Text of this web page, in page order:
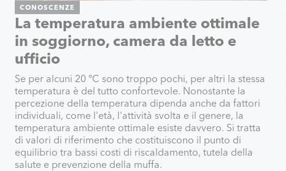
CONOSCENZE
La temperatura ambiente ottimale
in soggiorno, camera da letto e
ufficio
Se per alcuni 20 °C sono troppo pochi, per altri la stessa
temperatura è del tutto confortevole. Nonostante la
percezione della temperatura dipenda anche da fattori
individuali, come l'età, l'attività svolta e il genere, la
temperatura ambiente ottimale esiste davvero. Si tratta
di valori di riferimento che costituiscono il punto di
equilibrio tra bassi costi di riscaldamento, tutela della
salute e prevenzione della muffa.